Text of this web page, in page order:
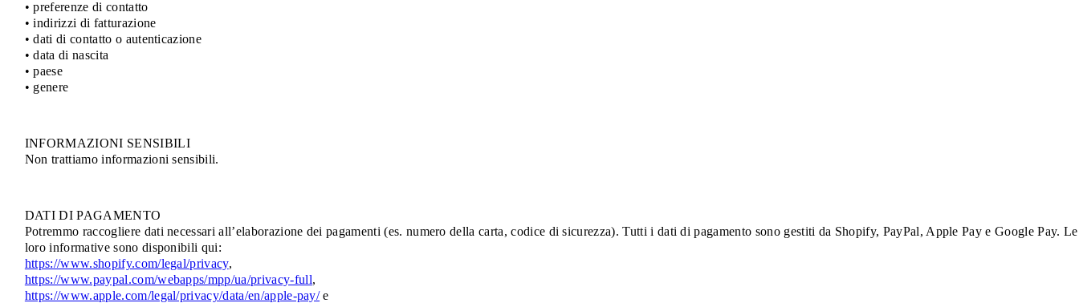
• preferenze di contatto
• indirizzi di fatturazione
• dati di contatto o autenticazione
• data di nascita
• paese
• genere
INFORMAZIONI SENSIBILI
Non trattiamo informazioni sensibili.
DATI DI PAGAMENTO
Potremmo raccogliere dati necessari all’elaborazione dei pagamenti (es. numero della carta, codice di sicurezza). Tutti i dati di pagamento sono gestiti da Shopify, PayPal, Apple Pay e Google Pay. Le
loro informative sono disponibili qui:
https://www.shopify.com/legal/privacy,
https://www.paypal.com/webapps/mpp/ua/privacy-full,
https://www.apple.com/legal/privacy/data/en/apple-pay/e